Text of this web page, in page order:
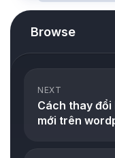
Browse
NEXT
Cách thay
mới trên